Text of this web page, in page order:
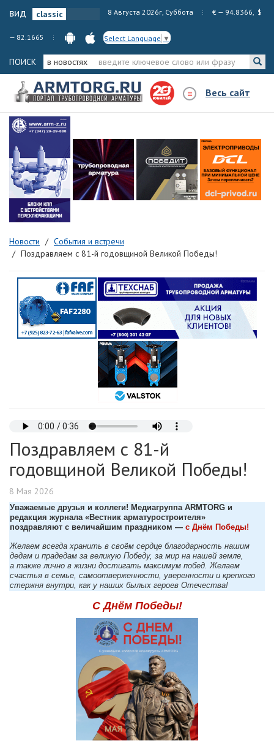
вид 8 Августа 2026г, Суббота € — 94.8366, $
— 82.1665 Select Language ▼
ПОИСК в новостях
Весь сайт
Новости
События и встречи
Поздравляем с 81-й годовщиной Великой Победы!
Поздравляем с 81-й
годовщиной Великой Победы!
8 Мая 2026
Уважаемые друзья и коллеги! Медиагруппа ARMTORG и
редакция журнала «Вестник арматуростроителя»
поздравляют с величайшим праздником — с Днём Победы!
Желаем всегда хранить в своём сердце благодарность нашим
дедам и прадедам за великую Победу, за мир на нашей земле,
а также лично в жизни достигать максимум побед. Желаем
счастья в семье, самоотверженности, уверенности и крепкого
стержня внутри, как у наших былых героев Отечества!
С Днём Победы!